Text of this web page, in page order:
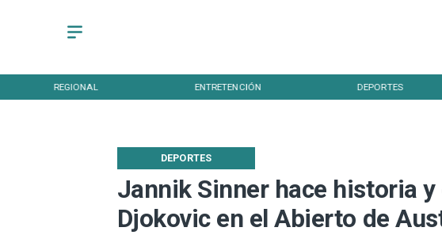
REGIONAL ENTRETENCIÓN DEPORTES
Jannik Sinner hace historia
Djokovic en el Abierto de
DEPORTES